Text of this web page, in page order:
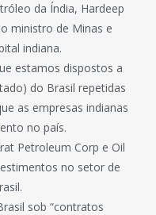
da Índia, Hardeep
ministro de Minas e
indiana.
estamos dispostos a
do Brasil repetidas
as empresas indianas
no país.
Petroleum Corp e Oil
no setor de
sob “contratos